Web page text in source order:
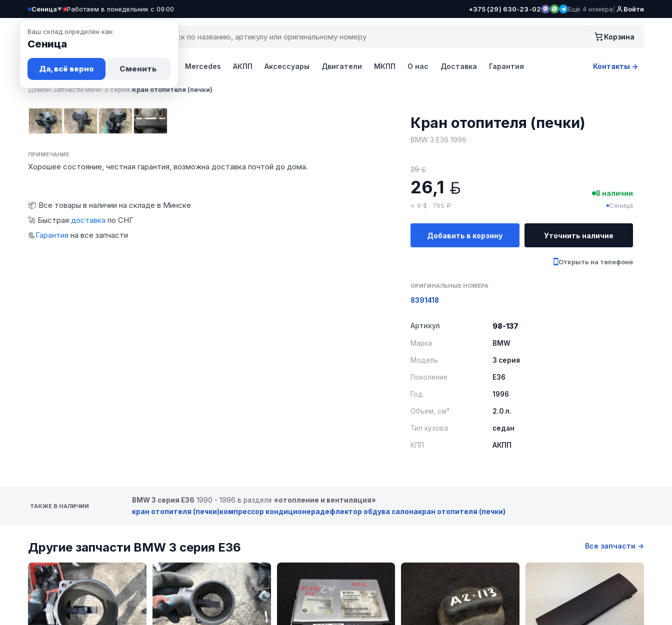
Сеница▼
Ваш склад определён как:
Сеница
Да, всё верно Сменить
· Работаем в понедельник с 09:00 +375 (29) 630-23-02 Ещё 4 номера Войти
Корзина
Запчасти Авто Новости Mercedes АКПП Аксессуары Двигатели МКПП О нас Доставка Гарантия Контакты →
Домой/Запчасти/BMW/3 серия/Кран отопителя (печки)
ПРИМЕЧАНИЕ
Хорошее состояние, честная гарантия, возможна доставка почтой до дома.
📦 Все товары в наличии на складе в Минске
🚀 Быстрая доставка по СНГ
📃Гарантия на все запчасти
Кран отопителя (печки)
BMW 3 E36 1996
29
26,1
≈ 9 $ · 765 ₽
В наличии
Сеница
Добавить в корзину Уточнить наличие
Открыть на телефоне
ОРИГИНАЛЬНЫЕ НОМЕРА
8391418
Артикул 98-137
Марка BMW
Модель 3 серия
Поколение E36
Год 1996
Объем, см³ 2.0 л.
Тип кузова седан
КПП АКПП
ТАКЖЕ В НАЛИЧИИ
BMW 3 серия E36 1990 - 1996 в разделе «отопление и вентиляция»
кран отопителя (печки)компрессор кондиционерадефлектор обдува салонакран отопителя (печки)
Другие запчасти BMW 3 серия E36 Все запчасти →